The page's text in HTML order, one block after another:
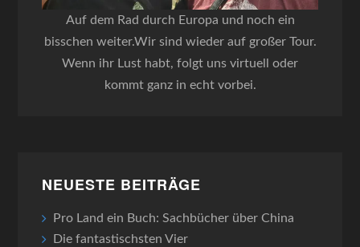
Auf dem Rad durch Europa und noch ein
bisschen weiter.Wir sind wieder auf großer Tour.
Wenn ihr Lust habt, folgt uns virtuell oder
kommt ganz in echt vorbei.
NEUESTE BEITRÄGE
Pro Land ein Buch: Sachbücher über China
Die fantastischsten Vier